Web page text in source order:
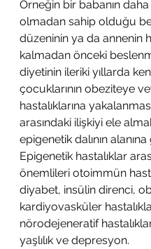
Örneğin bir babanın
olmadan sahip olduğu
düzeninin ya da annenin
kalmadan önceki
diyetinin ileriki yıllarda
çocuklarının obeziteye
hastalıklarına
arasındaki ilişkiyi ele
epigenetik dalının alanına
Epigenetik hastalıklar
önemlileri otoimmün
diyabet, insülin direnci,
kardiyovasküler
nörodejeneratif
yaşlılık ve depresyon.